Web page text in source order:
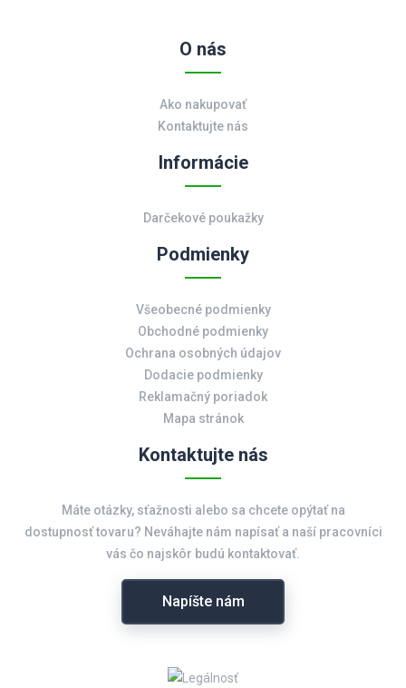
O nás
Ako nakupovať
Kontaktujte nás
Informácie
Darčekové poukažky
Podmienky
Všeobecné podmienky
Obchodné podmienky
Ochrana osobných údajov
Dodacie podmienky
Reklamačný poriadok
Mapa stránok
Kontaktujte nás
Máte otázky, sťažnosti alebo sa chcete opýtať na
dostupnosť tovaru? Neváhajte nám napísať a naší pracovníci
vás čo najskôr budú kontaktovať.
Napíšte nám